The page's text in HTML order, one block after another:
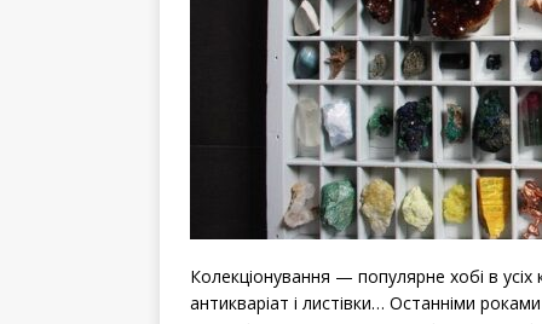
Колекціонування — популярне хобі в
антикваріат і листівки… Останніми